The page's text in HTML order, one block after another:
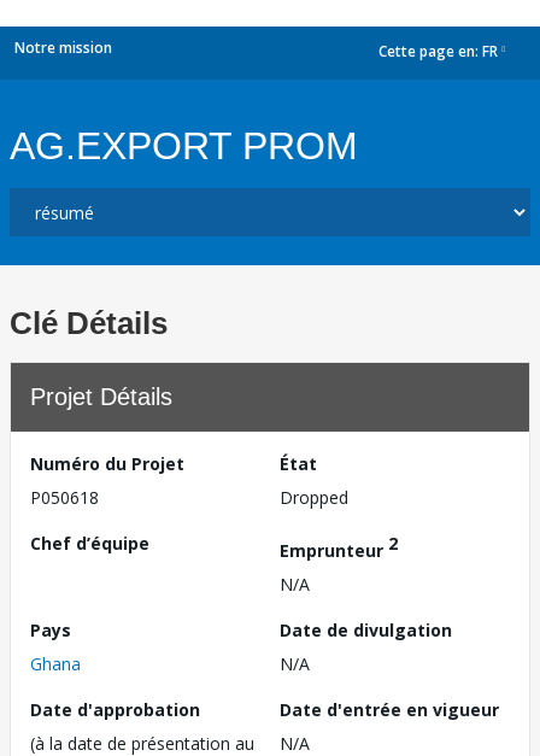
Notre mission Cette page en: FR
AG.EXPORT PROM
Clé Détails
Projet Détails
Numéro du Projet
P050618
État
Dropped
Chef d’équipe
Emprunteur 2
N/A
Pays
Ghana
Date de divulgation
N/A
Date d'approbation
(à la date de présentation au
Date d'entrée en vigueur
N/A